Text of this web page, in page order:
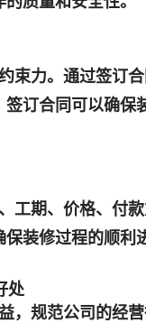
束力。通过签订
订合同可以确
工期、价格、付
装修过程的顺利
处
，规范公司的经